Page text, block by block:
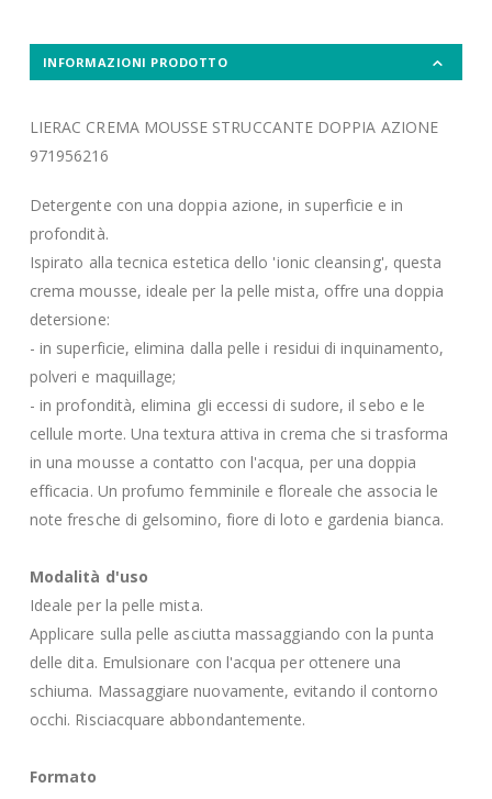
INFORMAZIONI PRODOTTO
LIERAC CREMA MOUSSE STRUCCANTE DOPPIA AZIONE
971956216
Detergente con una doppia azione, in superficie e in
profondità.
Ispirato alla tecnica estetica dello 'ionic cleansing', questa
crema mousse, ideale per la pelle mista, offre una doppia
detersione:
- in superficie, elimina dalla pelle i residui di inquinamento,
polveri e maquillage;
- in profondità, elimina gli eccessi di sudore, il sebo e le
cellule morte. Una textura attiva in crema che si trasforma
in una mousse a contatto con l'acqua, per una doppia
efficacia. Un profumo femminile e floreale che associa le
note fresche di gelsomino, fiore di loto e gardenia bianca.
Modalità d'uso
Ideale per la pelle mista.
Applicare sulla pelle asciutta massaggiando con la punta
delle dita. Emulsionare con l'acqua per ottenere una
schiuma. Massaggiare nuovamente, evitando il contorno
occhi. Risciacquare abbondantemente.
Formato